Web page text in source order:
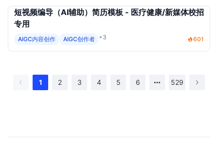
短视频编导（AI辅助）简历模板 - 医疗健康/新媒体校招
专用
AIGC内容创作 AIGC创作者 +3 601
1 2 3 4 5 6 529